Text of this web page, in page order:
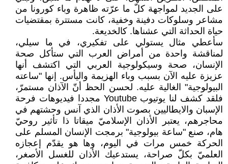
على الجديد لمواجهة كلّ ما عرّته ظاهرة وباء كورونا من
مشاعر وسلوكات دفينة وخفية، كانت مستترة بمقتضيات
حياة الحداثة التي عشناها. كالخديعة.
سأعطي مثال يستولي على تفكيري، في ما سيلي،
لمناقشة واحدة من أمراض العرب التي ستأكل صحة
الإنسان، صحة وسيكولوجية العربي التي اكتشف أنها
عزيزة عليه الآن بسبب وباء الهزيمة واليأس. إنها "ساعته
البيولوجية" الغالية عليه. لحسن الحظ أنّ الآذان مستمرّ،
فلقد كشف لنا يوتيوب Youtube مجددا فيديوهات فرحة
الإسبان والايطاليين بصوت الأذان الذي آنس وحشتهم في
محاجرهم، يعتبر الأذان الإسلاميّ ميقاتا ذا تأثير روحيّ
هام، صنع "ساعة بيولوجية" برمجت الإنسان المسلم على
الحركة خمس مرات في اليوم، وها هو يقدّم إعجازه
العلميّ بكلّ صراحة، يستدعيك الأذان للغسل الأصغر،